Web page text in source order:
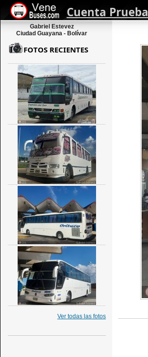
Cuenta Prueba
Gabriel Estevez
Ciudad Guayana - Bolívar
FOTOS RECIENTES
Ver todas las fotos